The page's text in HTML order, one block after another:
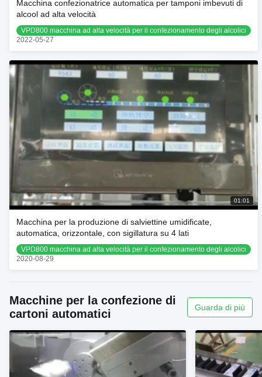
Macchina confezionatrice automatica per tamponi imbevuti di
alcool ad alta velocità
VPD800 macchina ad alta velocità per il confezionamento degli alcolici
2022-05-27
01:01
Macchina per la produzione di salviettine umidificate,
automatica, orizzontale, con sigillatura su 4 lati
VPD800 macchina ad alta velocità per il confezionamento degli alcolici
2020-08-29
Macchine per la confezione di
cartoni automatici
Guarda di più